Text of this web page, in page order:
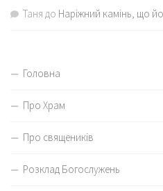
Таня до Наріжний камінь, що
Головна
Про Храм
Про священиків
Розклад Богослужень